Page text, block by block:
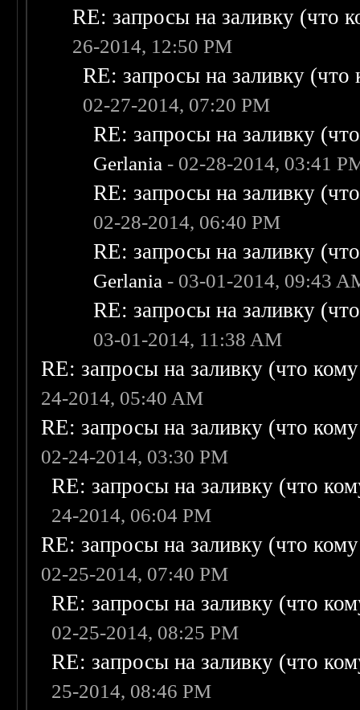
RE: запросы на заливку (что
26-2014, 12:50 PM
RE: запросы на заливку
02-27-2014, 07:20 PM
RE: запросы на заливку
Gerlania - 02-28-2014, 03:41
RE: запросы на заливку
02-28-2014, 06:40 PM
RE: запросы на заливку
Gerlania - 03-01-2014, 09:43
RE: запросы на заливку
03-01-2014, 11:38 AM
RE: запросы на заливку (что
24-2014, 05:40 AM
RE: запросы на заливку (что
02-24-2014, 03:30 PM
RE: запросы на заливку (что
24-2014, 06:04 PM
RE: запросы на заливку (что
02-25-2014, 07:40 PM
RE: запросы на заливку (что
02-25-2014, 08:25 PM
RE: запросы на заливку (что
25-2014, 08:46 PM